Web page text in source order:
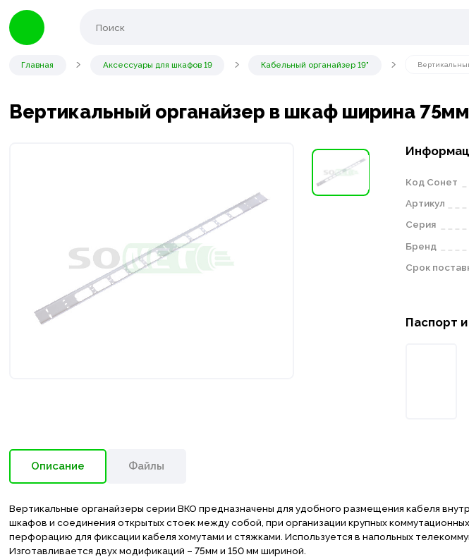
Главная Аксессуары для шкафов 19 Кабельный органайзер 19"
Вертикальный органайзер в шкаф ширина
Код Сонет
Артикул
Серия
Бренд
Срок
Паспорт
Описание Файлы
Вертикальные органайзеры серии ВКО предназначены для удобного размещения кабеля
шкафов и соединения открытых стоек между собой, при организации крупных
перфорацию для фиксации кабеля хомутами и стяжками. Используется в напольных
Изготавливается двух модификаций – 75мм и 150 мм шириной.